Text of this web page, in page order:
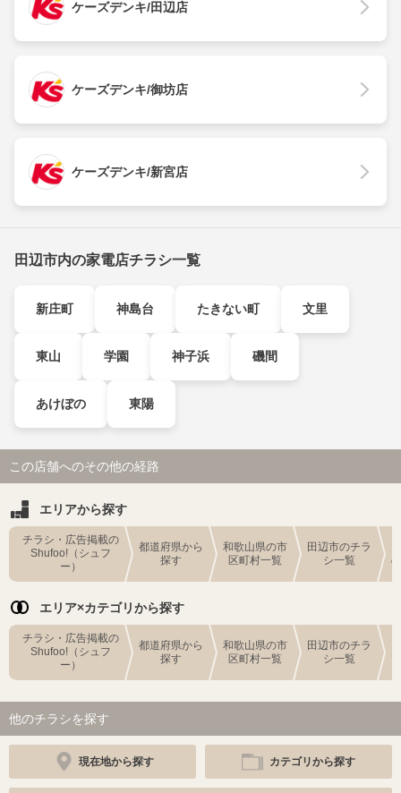
ケーズデンキ/田辺店
ケーズデンキ/御坊店
ケーズデンキ/新宮店
田辺市内の家電店チラシ一覧
新庄町 神島台 たきない町 文里
東山 学園 神子浜 磯間
あけぼの 東陽
この店舗へのその他の経路
エリアから探す
チラシ・広告掲載の
Shufoo!（シュフ
ー）
都道府県から
探す
和歌山県の市
区町村一覧
田辺市のチラ
シ一覧
エリア×カテゴリから探す
チラシ・広告掲載の
Shufoo!（シュフ
ー）
都道府県から
探す
和歌山県の市
区町村一覧
田辺市のチラ
シ一覧
他のチラシを探す
現在地から探す カテゴリから探す